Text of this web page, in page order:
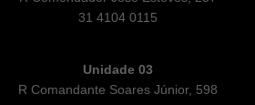
31 4104 0115
Unidade 03
R Comandante Soares Júnior, 598